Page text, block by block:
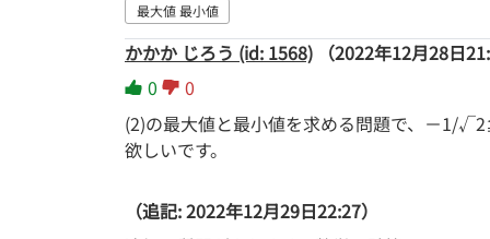
最大値 最小値
かかか じろう (id: 1568)
（2022年12月28日
0
0
(2)の最大値と最小値を求める問題で、－1/
欲しいです。
（追記: 2022年12月29日22:27）